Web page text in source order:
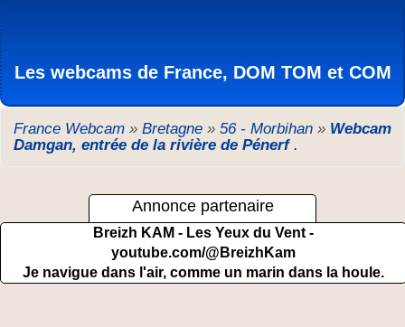
Les webcams de France, DOM TOM et COM
France Webcam » Bretagne » 56 - Morbihan » Webcam
Damgan, entrée de la rivière de Pénerf .
Annonce partenaire
Breizh KAM - Les Yeux du Vent -
youtube.com/@BreizhKam
Je navigue dans l'air, comme un marin dans la houle.